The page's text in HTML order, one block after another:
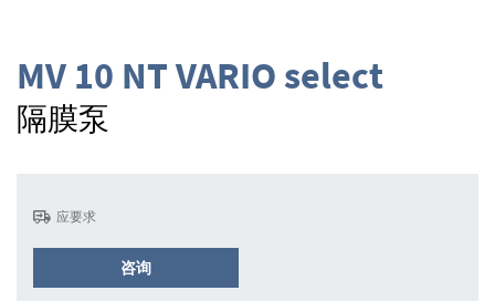
库
开
头
MV 10 NT VARIO select
隔膜泵
应要求
咨询